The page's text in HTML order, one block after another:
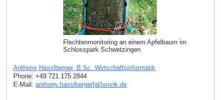
Flechtenmonitoring an einem Apfelbaum im
Schlosspark Schwetzingen
Anthony Hasslberger, B.Sc. Wirtschaftsinformatik
Phone: +49 721 175 2844
E-Mail: anthony.hasslberger[at]smnk.de